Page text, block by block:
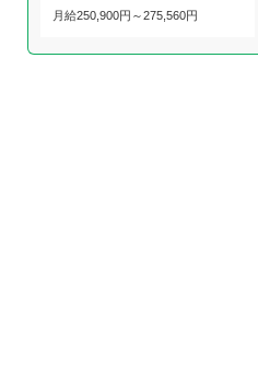
月給250,900円～275,560円